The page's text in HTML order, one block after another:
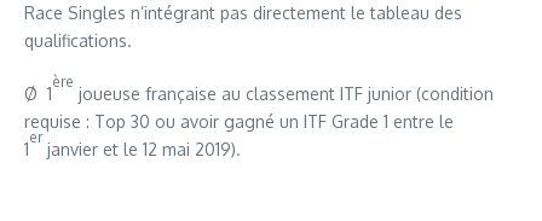
Race Singles n’intégrant pas directement le tableau des
qualifications.
Ø 1
ère
joueuse française au classement ITF junior (condition
requise : Top 30 ou avoir gagné un ITF Grade 1 entre le
1
er
janvier et le 12 mai 2019).